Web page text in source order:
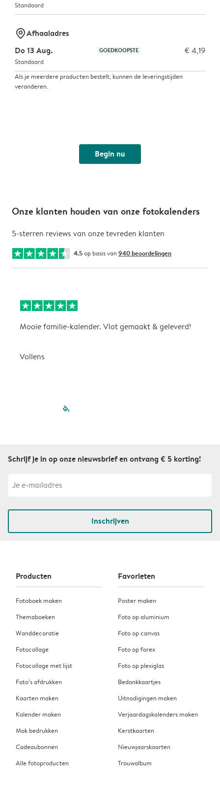
Standaard
marker-pinAfhaaladres
Do 13 Aug.
GOEDKOOPSTE € 4,19
Standaard
Als je meerdere producten bestelt, kunnen de leveringstijden
veranderen.
Begin nu
Onze klanten houden van onze fotokalenders
5-sterren reviews van onze tevreden klanten
4.5op basis van 940 beoordelingen
Mooie familie-kalender. Vlot gemaakt & geleverd!
Vollens
filled-pagination
Schrijf je in op onze nieuwsbrief en ontvang € 5 korting!
Inschrijven
Producten
Fotoboek maken
Themaboeken
Wanddecoratie
Fotocollage
Fotocollage met lijst
Foto’s afdrukken
Kaarten maken
Kalender maken
Mok bedrukken
Cadeaubonnen
Alle fotoproducten
Favorieten
Poster maken
Foto op aluminium
Foto op canvas
Foto op forex
Foto op plexiglas
Bedankkaartjes
Uitnodigingen maken
Verjaardagskalenders maken
Kerstkaarten
Nieuwjaarskaarten
Trouwalbum